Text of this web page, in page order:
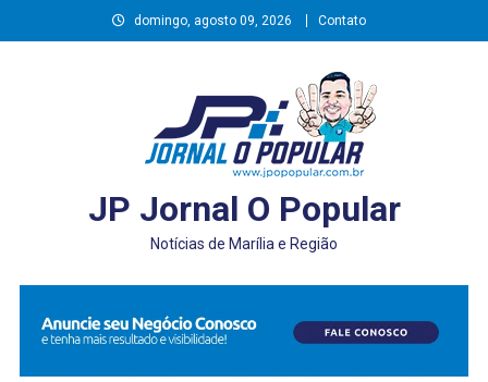
to
domingo, agosto 09, 2026 Contato
JP Jornal O Popular
Notícias de Marília e Região